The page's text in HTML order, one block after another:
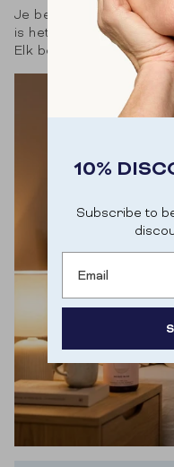
Je bent doodmoe,
is het voorbij 3 uur. Je
Elk bot in je lichaam wil
10%
Subscribe to
Door je aan te
ontvangen